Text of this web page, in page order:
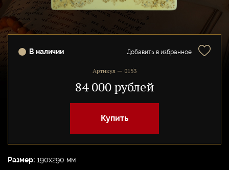
В наличии Добавить в избранное
Артикул — 0153
84 000 рублей
Купить
Размер: 190х290 мм